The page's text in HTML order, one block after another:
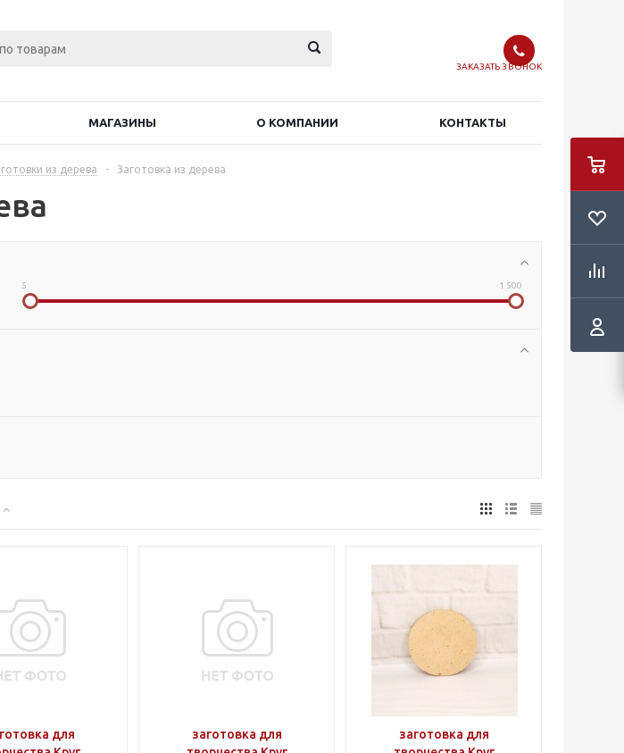
ЗАКАЗАТЬ ЗВОНОК
МАГАЗИНЫ О КОМПАНИИ КОНТАКТЫ
из дерева - Заготовка из дерева
5 1 500
для
заготовка для
заготовка для